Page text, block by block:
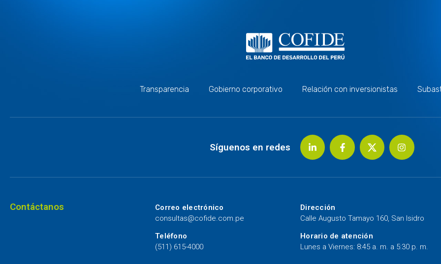
Transparencia Gobierno corporativo Relación con inversionistas
Síguenos en redes
Contáctanos
Correo electrónico
consultas@cofide.com.pe
Teléfono
(511) 615-4000
Dirección
Calle Augusto Tamayo 160, San Isidro
Horario de atención
Lunes a Viernes: 8:45 a. m. a 5:30 p. m.